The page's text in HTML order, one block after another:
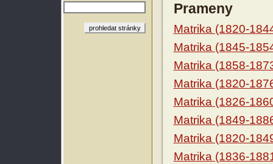
Prameny
Matrika (1820-
Matrika (1845-
Matrika (1858-
Matrika (1820-
Matrika (1826-
Matrika (1849-
Matrika (1820-
Matrika (1836-